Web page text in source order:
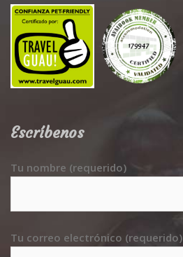
Escríbenos
Tu nombre (requerido)
Tu correo electrónico (requerido)